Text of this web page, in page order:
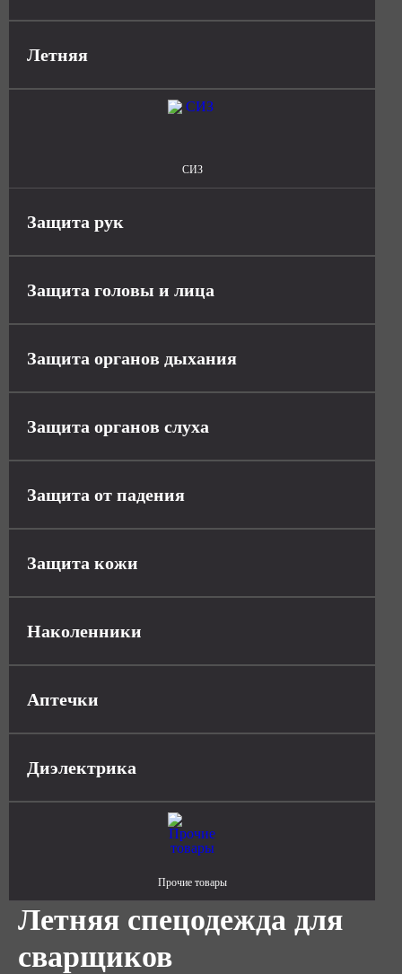
Летняя
СИЗ
Защита рук
Защита головы и лица
Защита органов дыхания
Защита органов слуха
Защита от падения
Защита кожи
Наколенники
Аптечки
Диэлектрика
Прочие товары
Летняя спецодежда для
сварщиков